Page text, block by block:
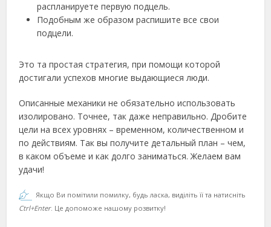
распланируете первую подцель.
Подобным же образом распишите все свои
подцели.
Это та простая стратегия, при помощи которой
достигали успехов многие выдающиеся люди.
Описанные механики не обязательно использовать
изолировано. Точнее, так даже неправильно. Дробите
цели на всех уровнях – временном, количественном и
по действиям. Так вы получите детальный план – чем,
в каком объеме и как долго заниматься. Желаем вам
удачи!
Якщо Ви помітили помилку, будь ласка, виділіть її та натисніть
Ctrl+Enter. Це допоможе нашому розвитку!